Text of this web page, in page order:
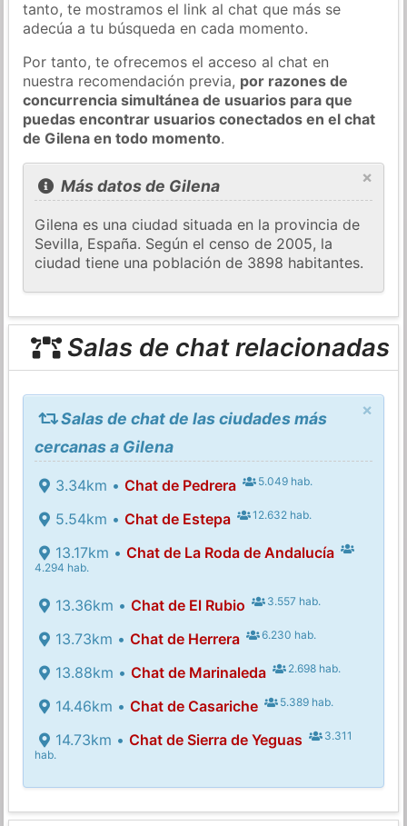
tanto, te mostramos el link al chat que más se
adecúa a tu búsqueda en cada momento.
Por tanto, te ofrecemos el acceso al chat en
nuestra recomendación previa, por razones de
concurrencia simultánea de usuarios para que
puedas encontrar usuarios conectados en el chat
de Gilena en todo momento.
×
Más datos de Gilena
Gilena es una ciudad situada en la provincia de
Sevilla, España. Según el censo de 2005, la
ciudad tiene una población de 3898 habitantes.
Salas de chat relacionadas
×
Salas de chat de las ciudades más
cercanas a Gilena
3.34km • Chat de Pedrera 5.049 hab.
5.54km • Chat de Estepa 12.632 hab.
13.17km • Chat de La Roda de Andalucía
4.294 hab.
13.36km • Chat de El Rubio 3.557 hab.
13.73km • Chat de Herrera 6.230 hab.
13.88km • Chat de Marinaleda 2.698 hab.
14.46km • Chat de Casariche 5.389 hab.
14.73km • Chat de Sierra de Yeguas
3.311
hab.